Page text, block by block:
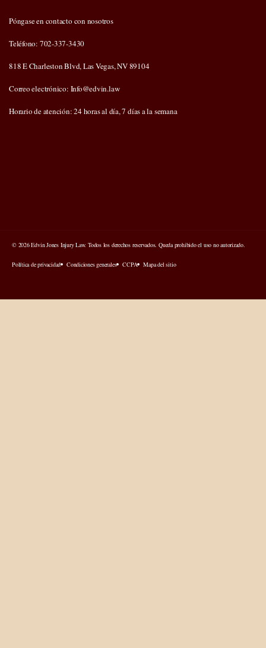
Póngase en contacto con nosotros
Teléfono: 702-337-3430
818 E Charleston Blvd, Las Vegas, NV 89104
Correo electrónico: Info@edvin.law
Horario de atención: 24 horas al día, 7 días a la semana
© 2026 Edvin Jones Injury Law. Todos los derechos reservados. Queda prohibido el uso no autorizado.
Política de privacidad Condiciones generales CCPA Mapa del sitio